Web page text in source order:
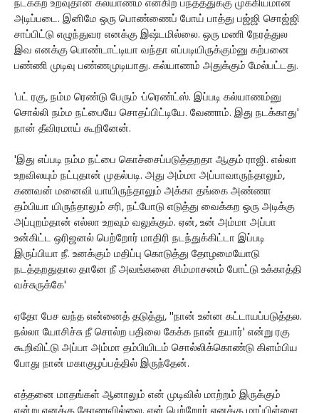
நடக்கற உறவுதான் கல்யாணம் என்கிற பந்தத்துக்கு முக்கியமான
அடிப்படை. இனிமே ஒரு பொண்ணைப் போய் பாத்து பஜ்ஜி சொஜ்ஜி
சாப்பிட்டு எழுந்துவர எனக்கு இஷ்டமில்லை. ஒரு மணி நேரத்துல
இவ எனக்கு பொண்டாட்டியா வந்தா எப்படியிருக்கும்னு கற்பனை
பண்ணி முடிவு பண்ணமுடியாது. கல்யாணம் அதுக்கும் மேல்பட்டது.
'பட் ரகு, நம்ம ரெண்டு பேரும் ·ப்ரெண்ட்ஸ். இப்படி கல்யாணம்னு
சொல்லி நம்ம நட்பையே சொதப்பிட்டியே. வேணாம். இது நடக்காது'
நான் தீவிரமாய் கூறினேன்.
'இது எப்படி நம்ம நட்பை கொச்சைப்படுத்தறதா ஆகும் ராஜி. எல்லா
உறவிலயும் நட்புதான் முதல்படி. அது அம்மா அப்பாவாருந்தாலும்,
கணவன் மனைவி யாயிருந்தாலும் அக்கா தங்கை அண்ணா
தம்பியா யிருந்தாலும் சரி, நட்போடு எடுத்து வைக்கற ஒரு அடிக்கு
அப்புறம்தான் எல்லா உறவும் வலுக்கும். ஏன், உன் அம்மா அப்பா
உன்கிட்ட ஒரிஜனல் பெற்றோர் மாதிரி நடந்துக்கிட்டா இப்படி
இருப்பியா நீ. உனக்கும் மதிப்பு கொடுத்து தோழமையோடு
நடத்தறதுதால தானே நீ அவங்களை சிம்மாசனம் போட்டு உக்காத்தி
வச்சுருக்கே'
ஏதோ பேச வந்த என்னைத் தடுத்து, ''நான் உன்ன கட்டாயப்படுத்தல.
நல்லா யோசிச்சு நீ சொல்ற பதிலை கேக்க நான் தயார்' என்று ரகு
கூறிவிட்டு அப்பா அம்மா தம்பியிடம் சொல்லிக்கொண்டு கிளம்பிய
போது நான் மகாகுழப்பத்தில் இருந்தேன்.
எத்தனை மாதங்கள் ஆனாலும் என் முடிவில் மாற்றம் இருக்கும்